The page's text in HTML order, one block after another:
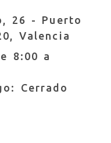
26 - Puerto
Valencia
8:00 a
Cerrado